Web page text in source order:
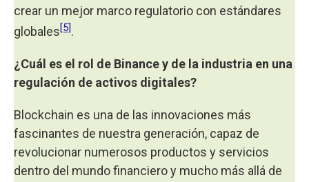
crear un mejor marco regulatorio con estándares
globales[5].
¿Cuál es el rol de Binance y de la industria en una
regulación de activos digitales?
Blockchain es una de las innovaciones más
fascinantes de nuestra generación, capaz de
revolucionar numerosos productos y servicios
dentro del mundo financiero y mucho más allá de